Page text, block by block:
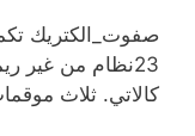
صفوت_الكتريك
23نظام من غير
كالاتي. ثلاث موقمات 3 عدد